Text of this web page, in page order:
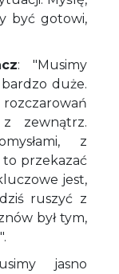
być gotowi,
: "Musimy
duże.
zewnątrz.
z
przekazać
jest,
ruszyć z
był tym,
jasno